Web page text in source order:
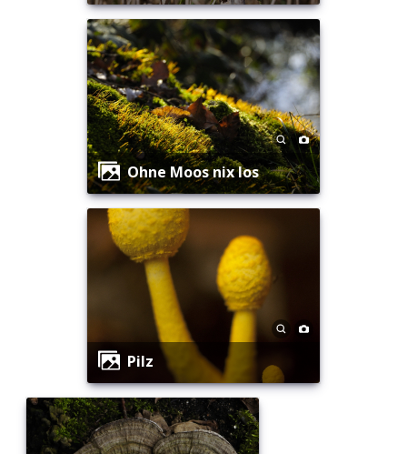
Ohne Moos nix los
Pilz